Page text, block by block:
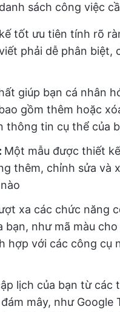
sách công việc
tốt ưu tiên tính rõ
phải dễ phân biệt,
giúp bạn cá nhân
gồm thêm hoặc
thông tin cụ thể của
Một mẫu được thiết
thêm, chỉnh sửa và
xa các chức năng
như mã màu
hợp với các công cụ
lịch của bạn từ các
mây, như Google